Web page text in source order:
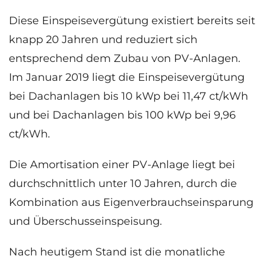
Diese Einspeisevergütung existiert bereits seit
knapp 20 Jahren und reduziert sich
entsprechend dem Zubau von PV-Anlagen.
Im Januar 2019 liegt die Einspeisevergütung
bei Dachanlagen bis 10 kWp bei 11,47 ct/kWh
und bei Dachanlagen bis 100 kWp bei 9,96
ct/kWh.
Die Amortisation einer PV-Anlage liegt bei
durchschnittlich unter 10 Jahren, durch die
Kombination aus Eigenverbrauchseinsparung
und Überschusseinspeisung.
Nach heutigem Stand ist die monatliche